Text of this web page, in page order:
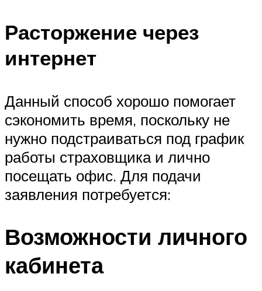
Расторжение через
интернет
Данный способ хорошо помогает
сэкономить время, поскольку не
нужно подстраиваться под график
работы страховщика и лично
посещать офис. Для подачи
заявления потребуется:
Возможности личного
кабинета